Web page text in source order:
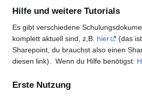
Hilfe und weitere Tutorials
Es gibt verschiedene
komplett aktuell sind, z,B. hier
(das
Sharepoint, du brauchst also einen
diesen link). Wenn du Hilfe benötigst:
Erste Nutzung